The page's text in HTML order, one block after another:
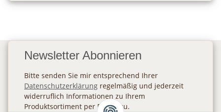
Newsletter Abonnieren
Bitte senden Sie mir entsprechend Ihrer
Datenschutzerklärung regelmäßig und jederzeit
widerruflich Informationen zu Ihrem
Produktsortiment per E-Mail zu.